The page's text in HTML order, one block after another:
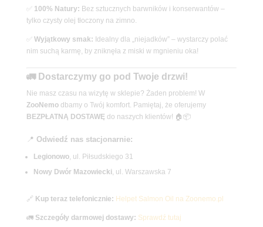
100% Natury: Bez sztucznych barwników i konserwantów –
tylko czysty olej tłoczony na zimno.
Wyjątkowy smak: Idealny dla „niejadków” – wystarczy polać
nim suchą karmę, by zniknęła z miski w mgnieniu oka!
🚛 Dostarczymy go pod Twoje drzwi!
Nie masz czasu na wizytę w sklepie? Żaden problem! W
ZooNemodbamy o Twój komfort. Pamiętaj, że oferujemy
BEZPŁATNĄ DOSTAWĘ do naszych klientów! 🏠📦
📍 Odwiedź nas stacjonarnie:
Legionowo, ul. Piłsudskiego 31
Nowy Dwór Mazowiecki, ul. Warszawska 7
🔗 Kup teraz telefonicznie: Helpet Salmon Oil na Zoonemo.pl
🚛 Szczegóły darmowej dostawy: Sprawdź tutaj